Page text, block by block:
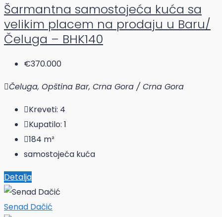
Šarmantna samostojeća kuća sa
velikim placem na prodaju u Baru/
Čeluga – BHK140
€370.000
Čeluga, Opština Bar, Crna Gora / Crna Gora
Kreveti: 4
Kupatilo: 1
184 m²
samostojeća kuća
Detalja
Senad Dačić